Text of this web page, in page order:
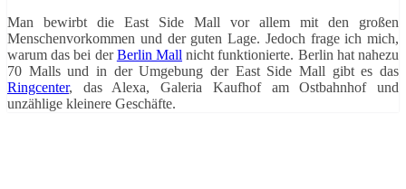
Man bewirbt die East Side Mall vor allem mit den großen
Menschenvorkommen und der guten Lage. Jedoch frage ich mich,
warum das bei derBerlin Mall nicht funktionierte. Berlin hat nahezu
70 Malls und in der Umgebung der East Side Mall gibt es das
Ringcenter, das Alexa, Galeria Kaufhof am Ostbahnhof und
unzählige kleinere Geschäfte.